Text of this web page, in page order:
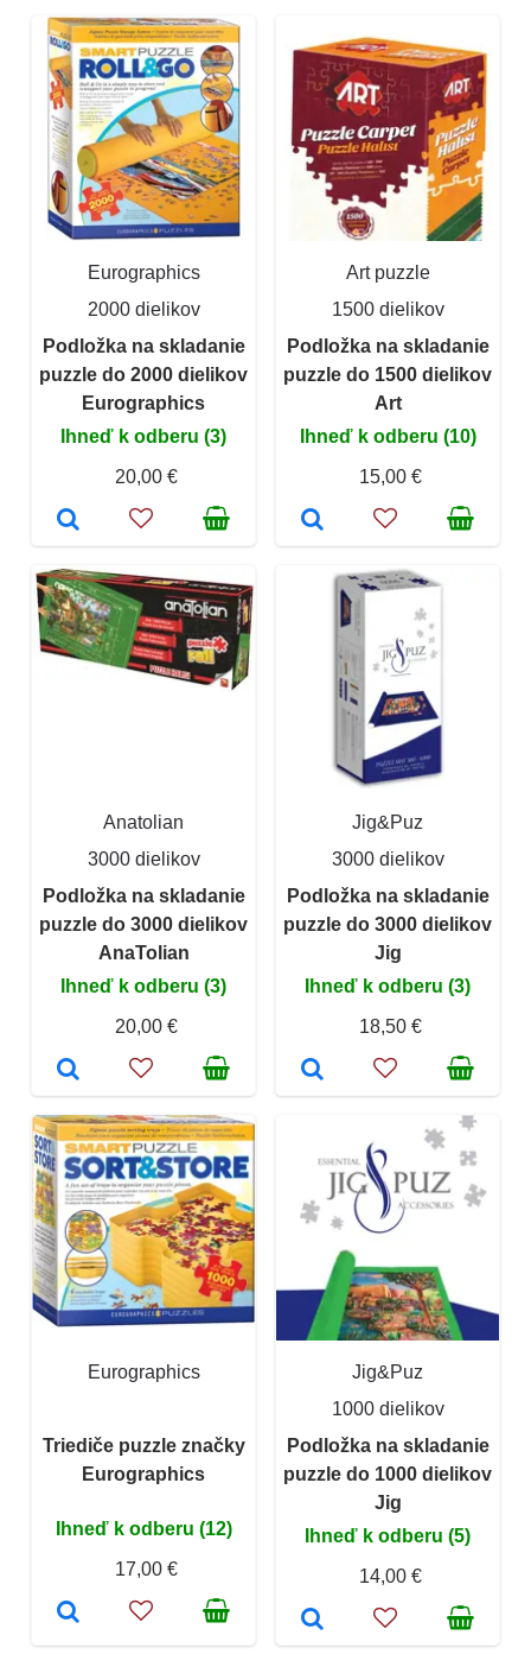
Eurographics
2000 dielikov
Podložka na skladanie
puzzle do 2000 dielikov
Eurographics
Ihneď k odberu (3)
20,00 €
Art puzzle
1500 dielikov
Podložka na skladanie
puzzle do 1500 dielikov
Art
Ihneď k odberu (10)
15,00 €
Anatolian
3000 dielikov
Podložka na skladanie
puzzle do 3000 dielikov
AnaTolian
Ihneď k odberu (3)
20,00 €
Jig&Puz
3000 dielikov
Podložka na skladanie
puzzle do 3000 dielikov
Jig
Ihneď k odberu (3)
18,50 €
Eurographics
Triediče puzzle značky
Eurographics
Ihneď k odberu (12)
17,00 €
Jig&Puz
1000 dielikov
Podložka na skladanie
puzzle do 1000 dielikov
Jig
Ihneď k odberu (5)
14,00 €